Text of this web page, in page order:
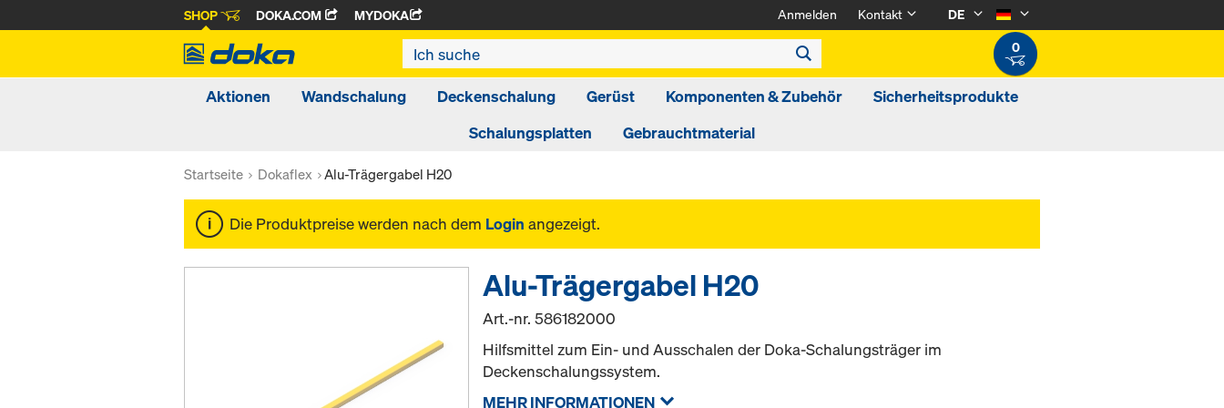
SHOP DOKA.COM MYDOKA Anmelden Kontakt
DE
0
Aktionen Wandschalung Deckenschalung Gerüst Komponenten & Zubehör
Sicherheitsprodukte
Schalungsplatten
Gebrauchtmaterial
Startseite Dokaflex Alu-Trägergabel H20
Die Produktpreise werden nach dem Login angezeigt.
Alu-Trägergabel H20
Art.-nr.586182000
Hilfsmittel zum Ein- und Ausschalen der Doka-Schalungsträger im
Deckenschalungssystem.
MEHR INFORMATIONEN